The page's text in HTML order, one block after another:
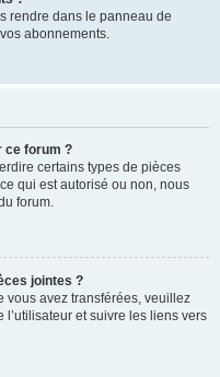
rendre dans le panneau de
abonnements.
ce forum ?
certains types de pièces
qui est autorisé ou non, nous
forum.
jointes ?
vous avez transférées, veuillez
et suivre les liens vers